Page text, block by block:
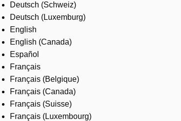
Deutsch (Schweiz)
Deutsch (Luxemburg)
English
English (Canada)
Español
Français
Français (Belgique)
Français (Canada)
Français (Suisse)
Français (Luxembourg)